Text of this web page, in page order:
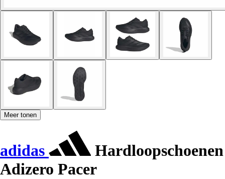
Meer tonen
adidas
Hardloopschoenen
Adizero Pacer